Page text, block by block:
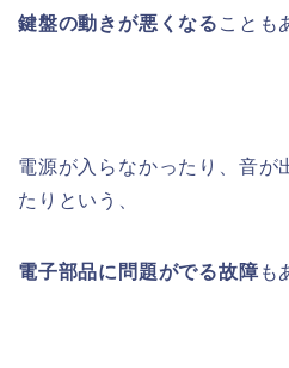
鍵盤の動きが悪くなる ことも
電源が入らなかったり、音が
たりという、
電子部品に問題がでる故障 も